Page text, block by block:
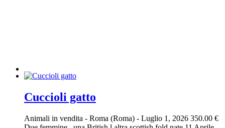
Cuccioli gatto
Animali in vendita - Roma (Roma) - Luglio 1, 2026 350.00 €